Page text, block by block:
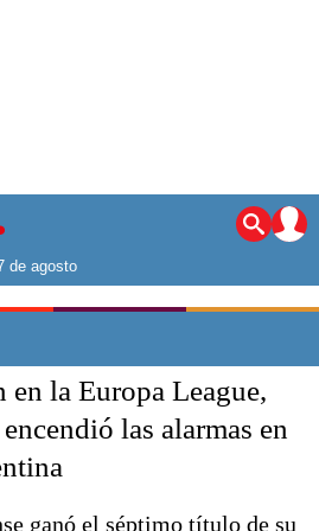
La ciudad
Punta Alta
El mundo
Seguridad
Escenario Olímpico
Liga del Sur
de agosto
en la Europa League,
las alarmas en
ganó el séptimo título de su